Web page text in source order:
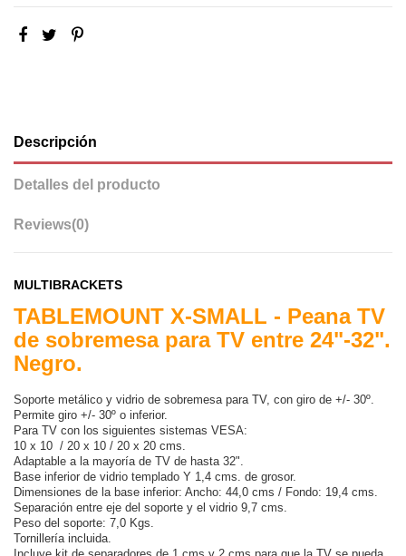
Descripción
Detalles del producto
Reviews(0)
MULTIBRACKETS
TABLEMOUNT X-SMALL - Peana TV
de sobremesa para TV entre 24"-32".
Negro.
Soporte metálico y vidrio de sobremesa para TV, con giro de +/- 30º.
Permite giro +/- 30º o inferior.
Para TV con los siguientes sistemas VESA:
10 x 10 / 20 x 10 / 20 x 20 cms.
Adaptable a la mayoría de TV de hasta 32".
Base inferior de vidrio templado Y 1,4 cms. de grosor.
Dimensiones de la base inferior: Ancho: 44,0 cms / Fondo: 19,4 cms.
Separación entre eje del soporte y el vidrio 9,7 cms.
Peso del soporte: 7,0 Kgs.
Tornillería incluida.